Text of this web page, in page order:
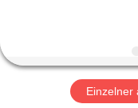
ÜBER
UNS
Einzelner